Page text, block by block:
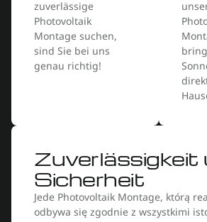
zuverlässige
Photovoltaik
Montage suchen,
sind Sie bei uns
genau richtig!
Zuverlässigkeit
Sicherheit
Jede Photovoltaik Montage, którą
odbywa się zgodnie z wszystkimi